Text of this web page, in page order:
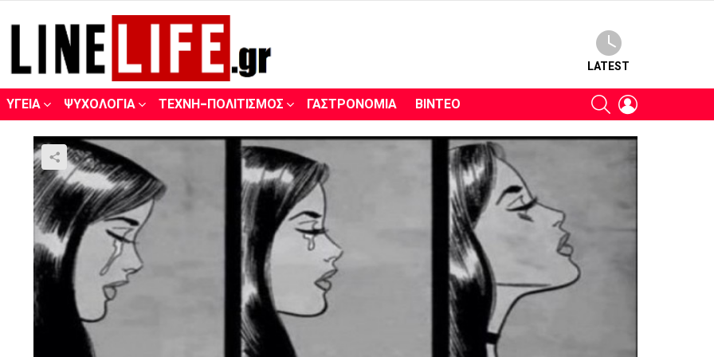
LATEST
ΥΓΕΊΑ ΨΥΧΟΛΟΓΊΑ ΤΈΧΝΗ-ΠΟΛΙΤΙΣΜΌΣ ΓΑΣΤΡΟΝΟΜΊΑ ΒΊΝΤΕΟ SEARCH